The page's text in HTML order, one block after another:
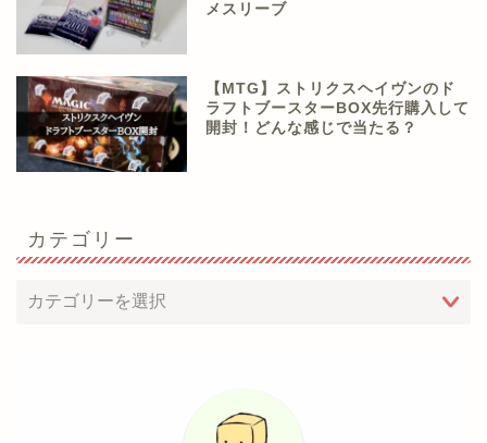
メスリーブ
【MTG】ストリクスヘイヴンのド
ラフトブースターBOX先行購入して
開封！どんな感じで当たる？
カテゴリー